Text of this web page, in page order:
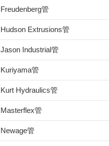
Freudenberg管
Hudson Extrusions管
Jason Industrial管
Kuriyama管
Kurt Hydraulics管
Masterflex管
Newage管